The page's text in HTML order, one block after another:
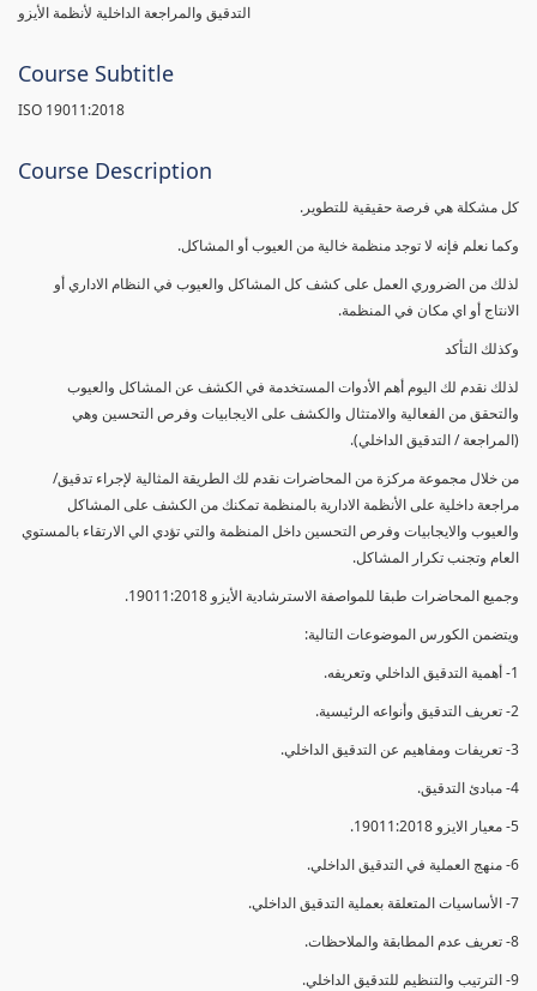
التدقيق والمراجعة الداخلية لأنظمة الأيزو
Course Subtitle
ISO 19011:2018
Course Description
كل مشكلة هي فرصة حقيقية للتطوير.
وكما نعلم فإنه لا توجد منظمة خالية من العيوب أو المشاكل.
لذلك من الضروري العمل على كشف كل المشاكل والعيوب في النظام الاداري أو
الانتاج أو اي مكان في المنظمة.
وكذلك التأكد
لذلك نقدم لك اليوم أهم الأدوات المستخدمة في الكشف عن المشاكل والعيوب
والتحقق من الفعالية والامتثال والكشف على الايجابيات وفرص التحسين وهي
(المراجعة / التدقيق الداخلي).
من خلال مجموعة مركزة من المحاضرات نقدم لك الطريقة المثالية لإجراء تدقيق/
مراجعة داخلية على الأنظمة الادارية بالمنظمة تمكنك من الكشف على المشاكل
والعيوب والايجابيات وفرص التحسين داخل المنظمة والتي تؤدي الي الارتقاء بالمستوي
العام وتجنب تكرار المشاكل.
وجميع المحاضرات طبقا للمواصفة الاسترشادية الأيزو 19011:2018.
ويتضمن الكورس الموضوعات التالية:
1- أهمية التدقيق الداخلي وتعريفه.
2- تعريف التدقيق وأنواعه الرئيسية.
3- تعريفات ومفاهيم عن التدقيق الداخلي.
4- مبادئ التدقيق.
5- معيار الايزو 19011:2018.
6- منهج العملية في التدقيق الداخلي.
7- الأساسيات المتعلقة بعملية التدقيق الداخلي.
8- تعريف عدم المطابقة والملاحظات.
9- الترتيب والتنظيم للتدقيق الداخلي.